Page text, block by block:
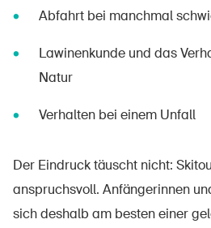
Abfahrt bei manchmal
Lawinenkunde und das
Natur
Verhalten bei einem Unfall
Der Eindruck täuscht nicht:
anspruchsvoll. Anfängerinnen
sich deshalb am besten einer